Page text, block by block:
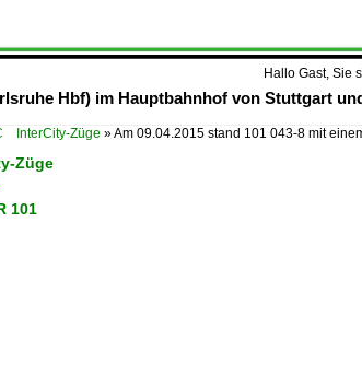
Hallo Gast, Sie
Hbf) im Hauptbahnhof von Stuttgart
InterCity-Züge »Am 09.04.2015 stand 101 043-8 mit
Züge
101